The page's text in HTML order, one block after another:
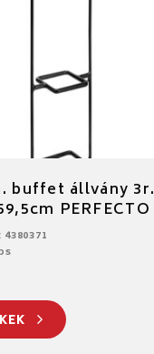
buffet állvány 3r.
PERFECTO